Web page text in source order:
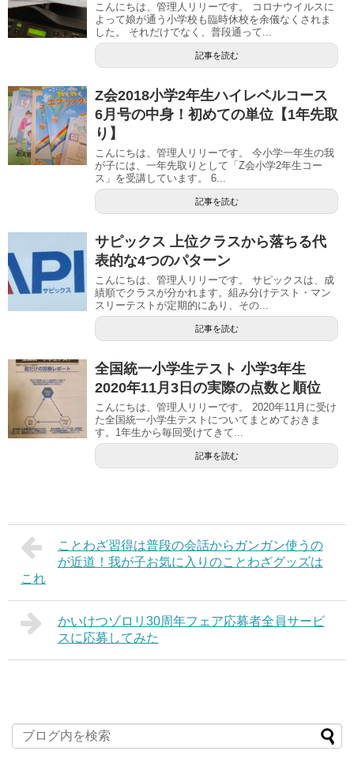
こんにちは、管理人リリーです。 コロナウイルスに
よって娘が通う小学校も臨時休校を余儀なくされま
した。 それだけでなく、普段通って...
記事を読む
Z会2018小学2年生ハイレベルコース
6月号の中身！初めての単位【1年先取
り】
こんにちは、管理人リリーです。 今小学一年生の我
が子には、一年先取りとして「Z会小学2年生コー
ス」を受講しています。 6...
記事を読む
サピックス 上位クラスから落ちる代
表的な4つのパターン
こんにちは、管理人リリーです。 サピックスは、成
績順でクラスが分かれます。組み分けテスト・マン
スリーテストが定期的にあり、その...
記事を読む
全国統一小学生テスト 小学3年生
2020年11月3日の実際の点数と順位
こんにちは、管理人リリーです。 2020年11月に受け
た全国統一小学生テストについてまとめておきま
す。1年生から毎回受けてきて...
記事を読む
ことわざ習得は普段の会話からガンガン使うの
が近道！我が子お気に入りのことわざグッズは
これ
かいけつゾロリ30周年フェア応募者全員サービ
スに応募してみた